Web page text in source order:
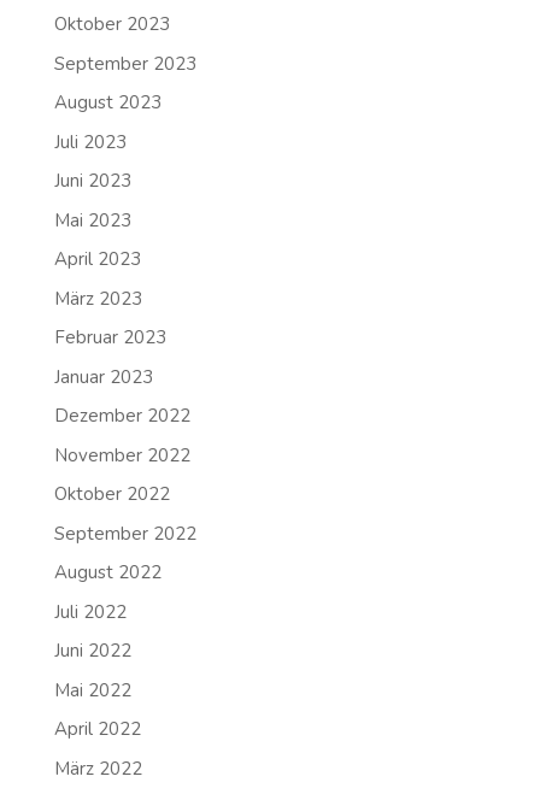
Oktober 2023
September 2023
August 2023
Juli 2023
Juni 2023
Mai 2023
April 2023
März 2023
Februar 2023
Januar 2023
Dezember 2022
November 2022
Oktober 2022
September 2022
August 2022
Juli 2022
Juni 2022
Mai 2022
April 2022
März 2022